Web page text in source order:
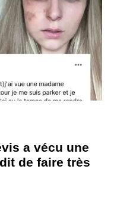
a vécu une
de faire très